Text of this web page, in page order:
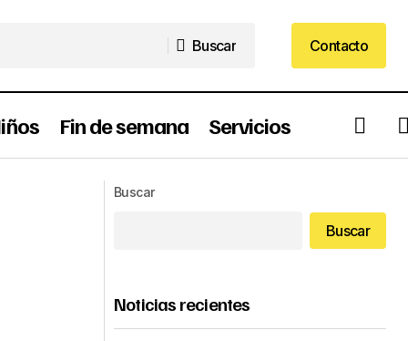
Buscar
Contacto
Contacto
Fin de semana Servicios
viaje gastronómico a China en Valencia
Buscar
Buscar
Noticias recientes